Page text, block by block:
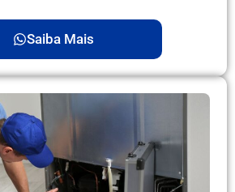
Saiba Mais